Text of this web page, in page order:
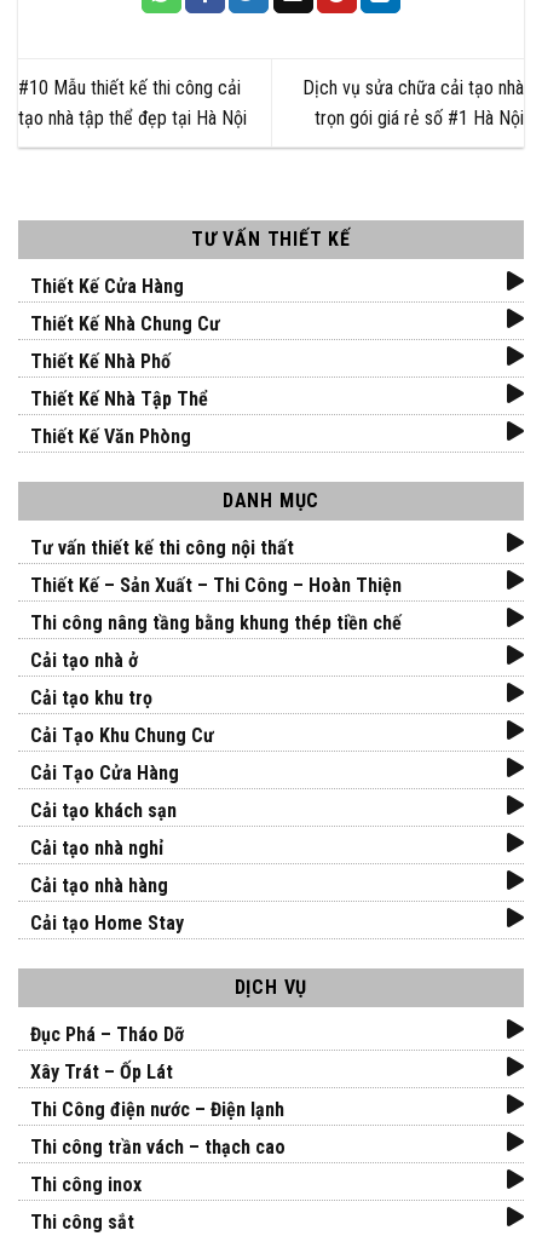
TƯ VẤN THIẾT KẾ
Thiết Kế Cửa Hàng
Thiết Kế Nhà Chung Cư
Thiết Kế Nhà Phố
Thiết Kế Nhà Tập Thể
Thiết Kế Văn Phòng
DANH MỤC
Tư vấn thiết kế thi công nội thất
Thiết Kế – Sản Xuất – Thi Công – Hoàn Thiện
Thi công nâng tầng bằng khung thép tiền chế
Cải tạo nhà ở
Cải tạo khu trọ
Cải Tạo Khu Chung Cư
Cải Tạo Cửa Hàng
Cải tạo khách sạn
Cải tạo nhà nghỉ
Cải tạo nhà hàng
Cải tạo Home Stay
DỊCH VỤ
Đục Phá – Tháo Dỡ
Xây Trát – Ốp Lát
Thi Công điện nước – Điện lạnh
Thi công trần vách – thạch cao
Thi công inox
Thi công sắt
#10 Mẫu thiết kế thi công cải
tạo nhà tập thể đẹp tại Hà Nội
Dịch vụ sửa chữa cải tạo nhà
trọn gói giá rẻ số #1 Hà Nội